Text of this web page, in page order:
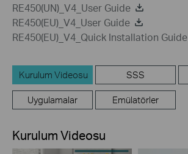
RE450(UN)_V4_User Guide
RE450(EU)_V4_User Guide
RE450(EU)_V4_Quick Installation Guide
Kurulum Videosu SSS
Uygulamalar Emülatörler
Kurulum Videosu